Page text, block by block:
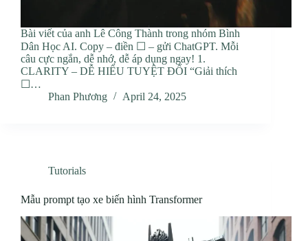
Bài viết của anh Lê Công Thành trong nhóm Bình
Dân Học AI. Copy – điền ☐ – gửi ChatGPT. Mỗi
câu cực ngắn, dễ nhớ, dễ áp dụng ngay! 1.
CLARITY – DỄ HIỂU TUYỆT ĐỐI “Giải thích
☐…
Phan Phương
April 24, 2025
Tutorials
Mẫu prompt tạo xe biến hình Transformer